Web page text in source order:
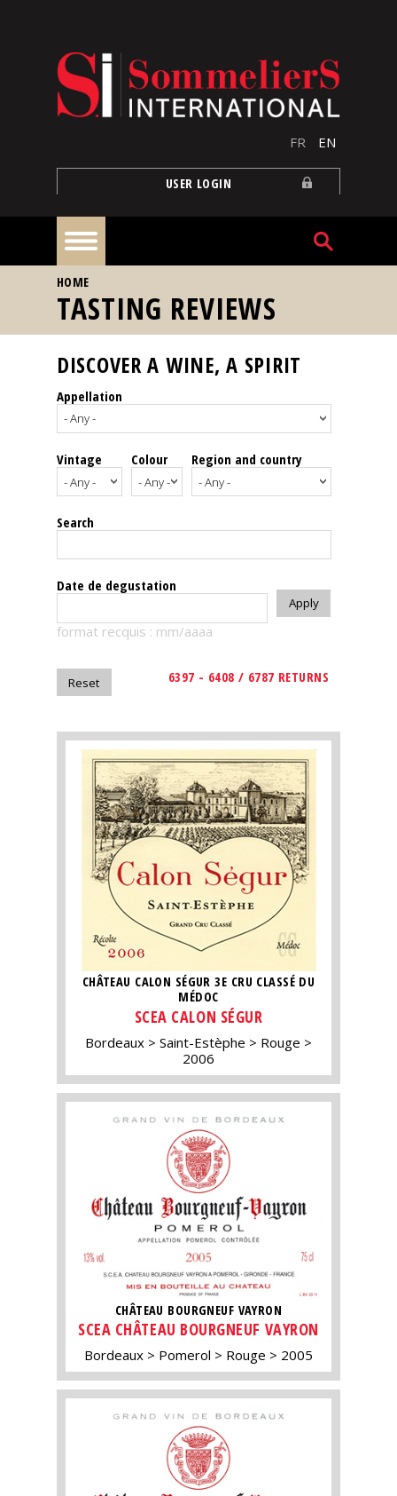
FR EN
USER LOGIN
Home
Our
events
Spirits
Tasting
reviews
The
magazine
Magazine
YOU ARE HERE
HOME
TASTING REVIEWS
DISCOVER A WINE, A SPIRIT
Appellation
Vintage Colour Region and country
Search
Date de degustation
format recquis : mm/aaaa
6397 - 6408 / 6787 RETURNS
CHÂTEAU CALON SÉGUR 3E CRU CLASSÉ DU
MÉDOC
SCEA CALON SÉGUR
Bordeaux Saint-Estèphe
Rouge
2006
CHÂTEAU BOURGNEUF VAYRON
SCEA CHÂTEAU BOURGNEUF VAYRON
Bordeaux Pomerol Rouge 2005